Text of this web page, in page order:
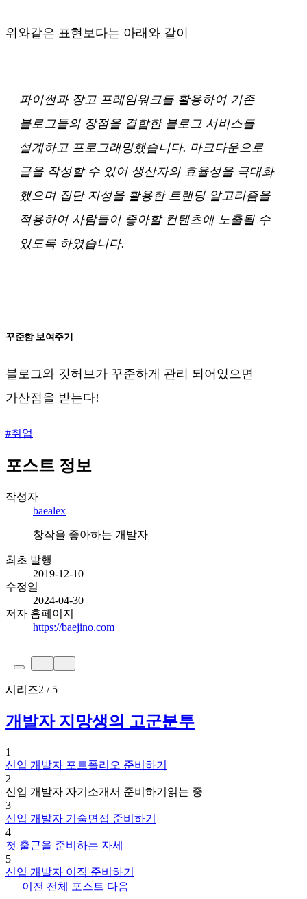
위와같은 표현보다는 아래와 같이
파이썬과 장고 프레임워크를 활용하여 기존
블로그들의 장점을 결합한 블로그 서비스를
설계하고 프로그래밍했습니다. 마크다운으로
글을 작성할 수 있어 생산자의 효율성을 극대화
했으며 집단 지성을 활용한 트랜딩 알고리즘을
적용하여 사람들이 좋아할 컨텐츠에 노출될 수
있도록 하였습니다.
꾸준함 보여주기
블로그와 깃허브가 꾸준하게 관리 되어있으면
가산점을 받는다!
#취업
포스트 정보
작성자
baealex
창작을 좋아하는 개발자
최초 발행
2019-12-10
수정일
2024-04-30
저자 홈페이지
https://baejino.com
시리즈2 / 5
개발자 지망생의 고군분투
1
신입 개발자 포트폴리오 준비하기
2
신입 개발자 자기소개서 준비하기 읽는 중
3
신입 개발자 기술면접 준비하기
4
첫 출근을 준비하는 자세
5
신입 개발자 이직 준비하기
이전 전체 포스트 다음